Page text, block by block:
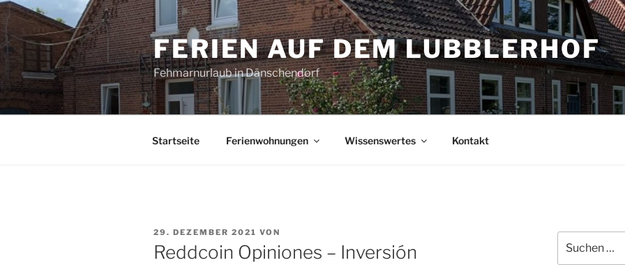
Zum
Inhalt
springen
FERIEN AUF DEM LUBBLERHOF
Fehmarnurlaub in Dänschendorf
Startseite Ferienwohnungen Wissenswertes Kontakt
VERÖFFENTLICHT
AM
29. DEZEMBER 2021 VON
Reddcoin Opiniones – Inversión
nach: